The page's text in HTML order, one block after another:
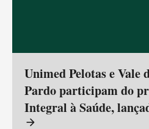
Unimed Pelotas e Vale
Pardo participam do
Integral à Saúde,
arrow_forward